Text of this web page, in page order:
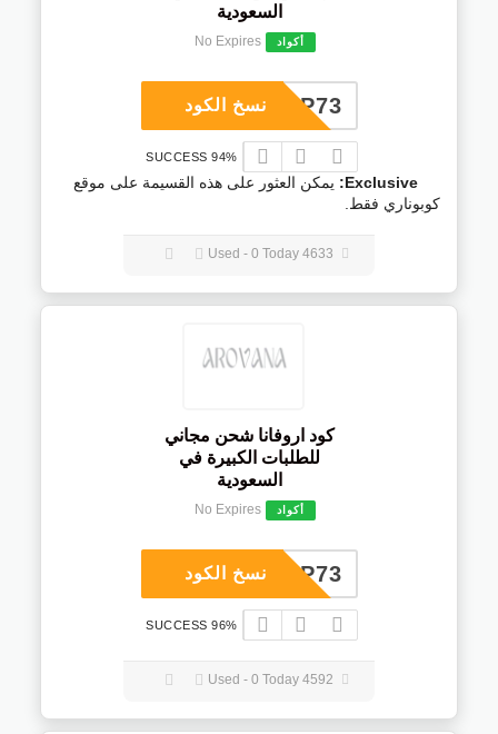
السعودية
أكواد No Expires
COUP73نسخ الكود
94% SUCCESS
Exclusive:
يمكن العثور على هذه القسيمة على موقع
كوبوناري فقط.
كود اروفانا شحن مجاني
للطلبات الكبيرة في
السعودية
أكواد No Expires
COUP73نسخ الكود
96% SUCCESS